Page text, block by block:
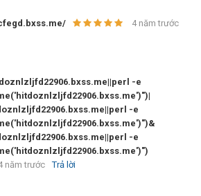
4 năm trước
-e
-e
-e
năm trước
Trả lời